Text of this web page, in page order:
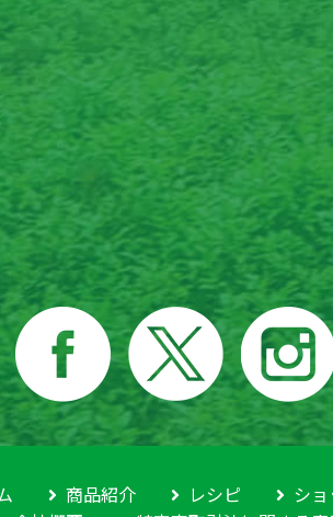
商品紹介 レシピ シ